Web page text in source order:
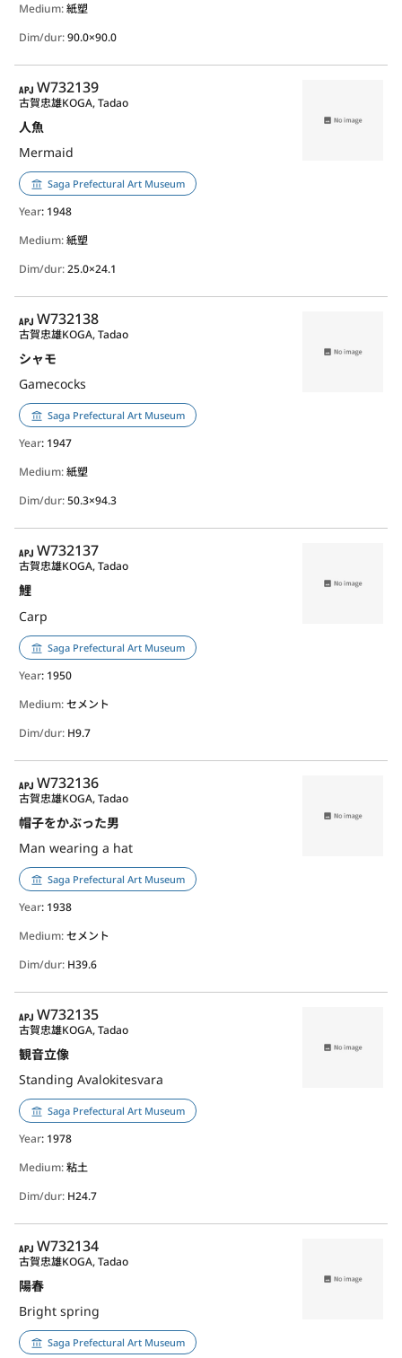
Medium:紙塑
Dim/dur:90.0×90.0
APJ
W732139
人魚
Mermaid
古賀忠雄KOGA, Tadao
Saga Prefectural Art Museum
Year: 1948
Medium:紙塑
Dim/dur:25.0×24.1
APJ
W732138
シャモ
Gamecocks
古賀忠雄KOGA, Tadao
Saga Prefectural Art Museum
Year: 1947
Medium:紙塑
Dim/dur:50.3×94.3
APJ
W732137
鯉
Carp
古賀忠雄KOGA, Tadao
Saga Prefectural Art Museum
Year: 1950
Medium:セメント
Dim/dur: H9.7
APJ
W732136
帽子をかぶった男
Man wearing a hat
古賀忠雄KOGA, Tadao
Saga Prefectural Art Museum
Year: 1938
Medium:セメント
Dim/dur: H39.6
APJ
W732135
観音立像
Standing Avalokitesvara
古賀忠雄KOGA, Tadao
Saga Prefectural Art Museum
Year: 1978
Medium:粘土
Dim/dur: H24.7
APJ
W732134
陽春
Bright spring
古賀忠雄KOGA, Tadao
Saga Prefectural Art Museum